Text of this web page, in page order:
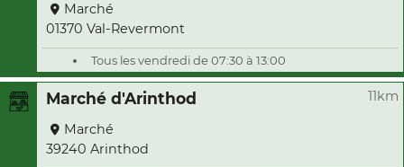
Marché
01370 Val-Revermont
Tous les vendredi de 07:30 à 13:00
Marché d'Arinthod 11km
Marché
39240 Arinthod